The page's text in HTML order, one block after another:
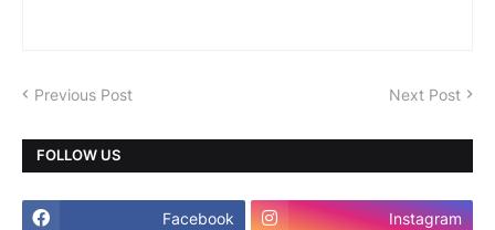
Previous Post Next Post
FOLLOW US
Facebook Instagram